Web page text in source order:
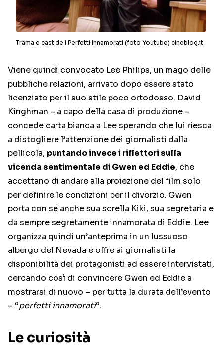
Trama e cast de I Perfetti Innamorati (foto Youtube) cineblog.it
Viene quindi convocato Lee Philips, un mago delle
pubbliche relazioni, arrivato dopo essere stato
licenziato per il suo stile poco ortodosso. David
Kinghman – a capo della casa di produzione –
concede carta bianca a Lee sperando che lui riesca
a distogliere l’attenzione dei giornalisti dalla
pellicola, puntando invece i riflettori sulla
vicenda sentimentale di Gwen ed Eddie, che
accettano di andare alla proiezione del film solo
per definire le condizioni per il divorzio. Gwen
porta con sé anche sua sorella Kiki, sua segretaria e
da sempre segretamente innamorata di Eddie. Lee
organizza quindi un’anteprima in un lussuoso
albergo del Nevada e offre ai giornalisti la
disponibilità dei protagonisti ad essere intervistati,
cercando così di convincere Gwen ed Eddie a
mostrarsi di nuovo – per tutta la durata dell’evento
– “perfetti innamorati“.
Le curiosità